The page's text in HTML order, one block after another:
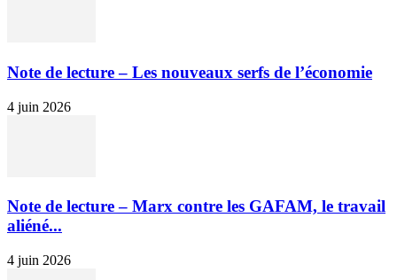
Note de lecture – Les nouveaux serfs de l’économie
4 juin 2026
Note de lecture – Marx contre les GAFAM, le travail
aliéné...
4 juin 2026